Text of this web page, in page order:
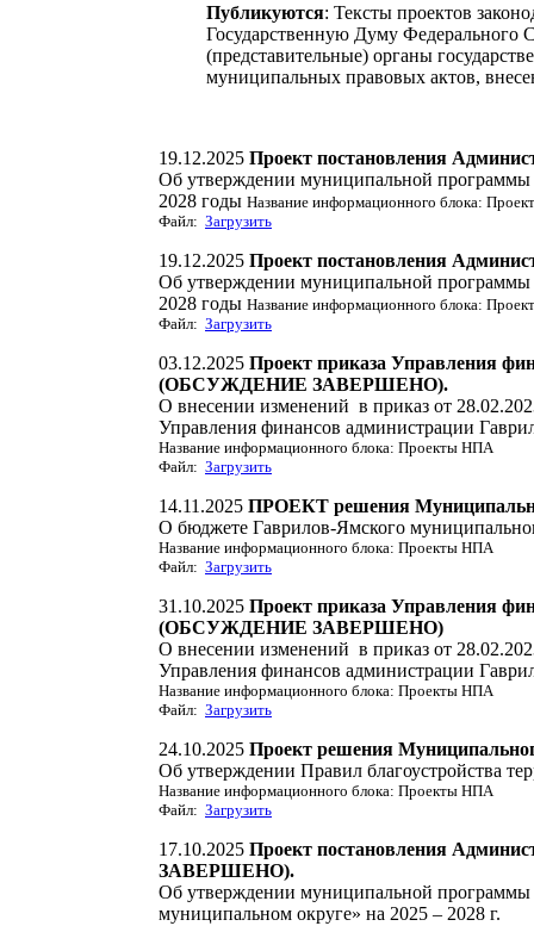
Публикуются: Тексты проектов
Государственную Думу Федерального
(представительные) органы
муниципальных правовых актов,
19.12.2025 Проект постановления
Об утверждении муниципальной программы
2028 годы Название информационного блока:
Файл: Загрузить
19.12.2025 Проект постановления
Об утверждении муниципальной программы
2028 годы Название информационного блока:
Файл: Загрузить
03.12.2025 Проект приказа Управления
(ОБСУЖДЕНИЕ ЗАВЕРШЕНО).
О внесении изменений в приказ от
Управления финансов администрации
Название информационного блока: Проекты НПА
Файл: Загрузить
14.11.2025 ПРОЕКТ решения
О бюджете Гаврилов-Ямского
Название информационного блока: Проекты НПА
Файл: Загрузить
31.10.2025 Проект приказа Управления
(ОБСУЖДЕНИЕ ЗАВЕРШЕНО)
О внесении изменений в приказ от
Управления финансов администрации
Название информационного блока: Проекты НПА
Файл: Загрузить
24.10.2025 Проект решения
Об утверждении Правил благоустройства
Название информационного блока: Проекты НПА
Файл: Загрузить
17.10.2025 Проект постановления
ЗАВЕРШЕНО).
Об утверждении муниципальной программы
муниципальном округе» на 2025 – 2028 г.